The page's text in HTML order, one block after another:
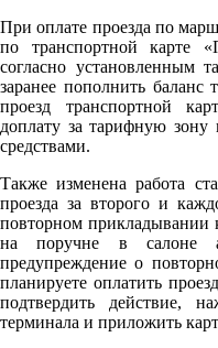
При оплате проезда по
по транспортной карте
согласно установленным
заранее пополнить баланс
проезд транспортной
доплату за тарифную
средствами.
Также изменена работа
проезда за второго и
повторном прикладывании
на поручне в салоне
предупреждение о
планируете оплатить
подтвердить действие,
терминала и приложить